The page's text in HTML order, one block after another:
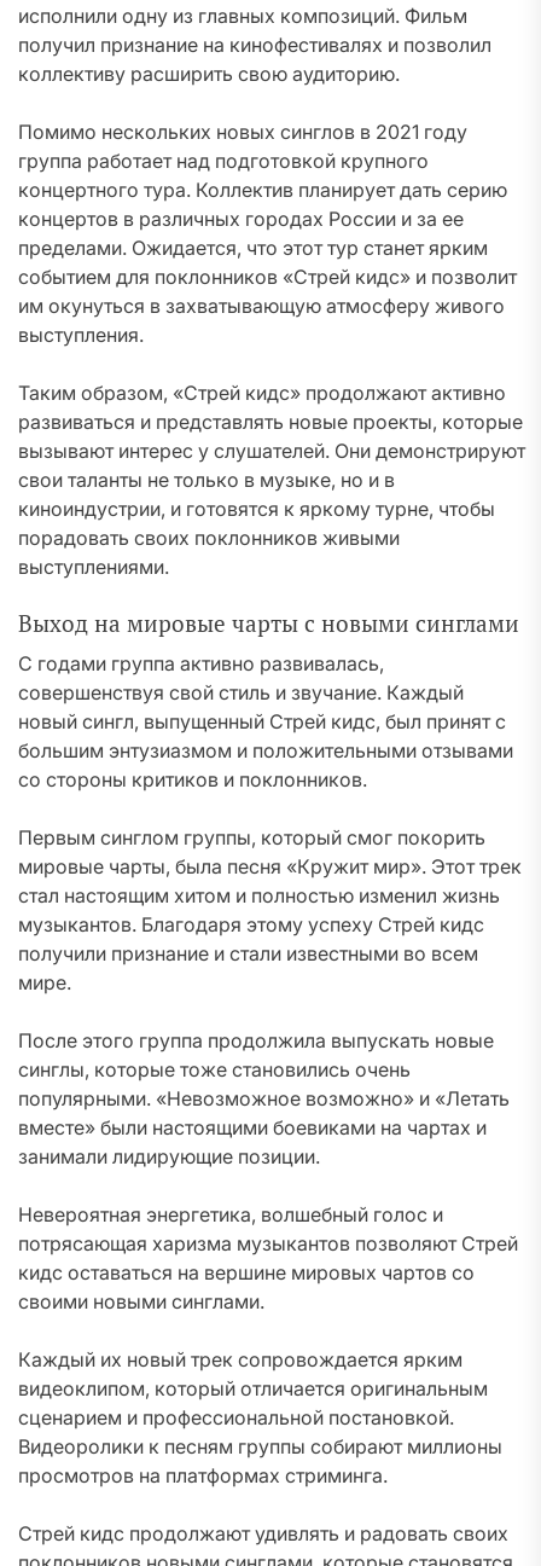
исполнили одну из главных композиций. Фильм
получил признание на кинофестивалях и позволил
коллективу расширить свою аудиторию.
Помимо нескольких новых синглов в 2021 году
группа работает над подготовкой крупного
концертного тура. Коллектив планирует дать серию
концертов в различных городах России и за ее
пределами. Ожидается, что этот тур станет ярким
событием для поклонников «Стрей кидс» и позволит
им окунуться в захватывающую атмосферу живого
выступления.
Таким образом, «Стрей кидс» продолжают активно
развиваться и представлять новые проекты, которые
вызывают интерес у слушателей. Они демонстрируют
свои таланты не только в музыке, но и в
киноиндустрии, и готовятся к яркому турне, чтобы
порадовать своих поклонников живыми
выступлениями.
Выход на мировые чарты с новыми синглами
С годами группа активно развивалась,
совершенствуя свой стиль и звучание. Каждый
новый сингл, выпущенный Стрей кидс, был принят с
большим энтузиазмом и положительными отзывами
со стороны критиков и поклонников.
Первым синглом группы, который смог покорить
мировые чарты, была песня «Кружит мир». Этот трек
стал настоящим хитом и полностью изменил жизнь
музыкантов. Благодаря этому успеху Стрей кидс
получили признание и стали известными во всем
мире.
После этого группа продолжила выпускать новые
синглы, которые тоже становились очень
популярными. «Невозможное возможно» и «Летать
вместе» были настоящими боевиками на чартах и
занимали лидирующие позиции.
Невероятная энергетика, волшебный голос и
потрясающая харизма музыкантов позволяют Стрей
кидс оставаться на вершине мировых чартов со
своими новыми синглами.
Каждый их новый трек сопровождается ярким
видеоклипом, который отличается оригинальным
сценарием и профессиональной постановкой.
Видеоролики к песням группы собирают миллионы
просмотров на платформах стриминга.
Стрей кидс продолжают удивлять и радовать своих